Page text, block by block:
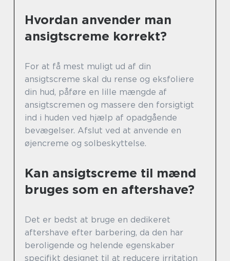
Hvordan anvender man
ansigtscreme korrekt?
For at få mest muligt ud af din
ansigtscreme skal du rense og eksfoliere
din hud, påføre en lille mængde af
ansigtscremen og massere den forsigtigt
ind i huden ved hjælp af opadgående
bevægelser. Afslut ved at anvende en
øjencreme og solbeskyttelse.
Kan ansigtscreme til mænd
bruges som en aftershave?
Det er bedst at bruge en dedikeret
aftershave efter barbering, da den har
beroligende og helende egenskaber
specifikt designet til at reducere irritation